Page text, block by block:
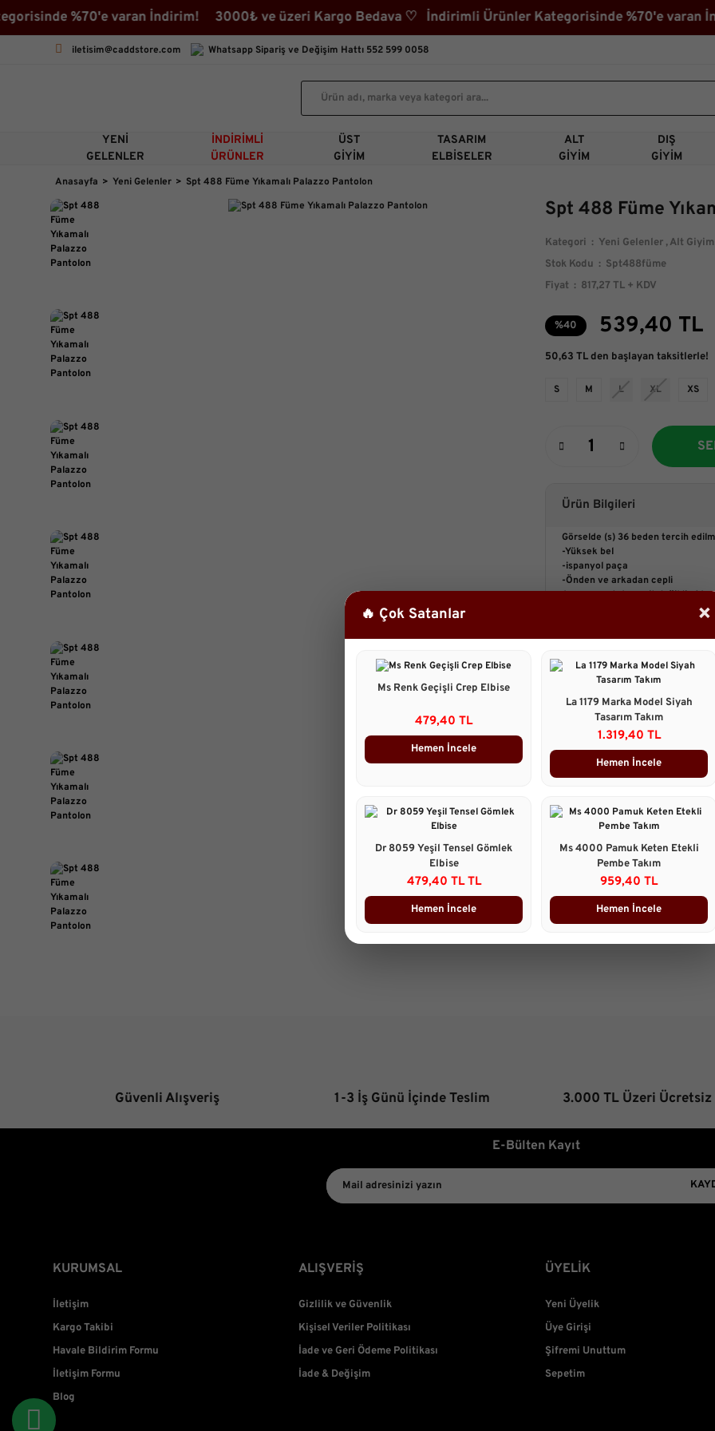
%70'e varan İndirim! 3000₺ ve üzeri Kargo Bedava ♡ İndirimli Ürünler Kategorisinde %70'e
iletisim@caddstore.com Whatsapp Sipariş ve Değişim Hattı 552 599 0058
YENI
GELENLER
İNDIRIMLI
ÜRÜNLER
ÜST
GIYIM
TASARIM
ELBISELER
ALT
GIYIM
DIŞ
GIYIM
🔥 Çok Satanlar ×
Ms Renk Geçişli Crep Elbise
479,40 TL
Hemen İncele
La 1179 Marka Model Siyah
Tasarım Takım
1.319,40 TL
Hemen İncele
Dr 8059 Yeşil Tensel Gömlek
Elbise
479,40 TL TL
Hemen İncele
Ms 4000 Pamuk Keten Etekli
Pembe Takım
959,40 TL
Hemen İncele
Anasayfa Yeni Gelenler Spt 488 Füme Yıkamalı Palazzo Pantolon
Spt 488 Füme
Kategori Yeni Gelenler ,Alt Giyim
Stok Kodu
Spt488füme
Fiyat
817,27 TL + KDV
%40 539,40 TL
50,63 TL den başlayan taksitlerle!
S M L XL XS
Ürün Bilgileri
Görselde (s) 36 beden tercih
-Yüksek bel
-ispanyol paça
-Önden ve arkadan cepli
kemer pantolona ait
Manken:
Göğüs :88 cm
Bel :67cm
Basen : 98cm
Taksit Seçenekleri
Dar kalıp
Dar kalıp ve %100 pamuk
Nursene Oflazoğlu | 19/12/2025 | M
Önerileriniz
Bu ürünün fiyat bilgisi, resim,
Görüş ve önerileriniz için
Ürün resmi kalitesiz, bozuk
Güvenli Alışveriş 1-3 İş Günü İçinde Teslim 3.000 TL Üzeri Ücretsiz
E-Bülten Kayıt
KURUMSAL
İletişim
Kargo Takibi
Havale Bildirim Formu
İletişim Formu
Blog
ALIŞVERİŞ
Gizlilik ve Güvenlik
Kişisel Veriler Politikası
İade ve Geri Ödeme Politikası
İade & Değişim
ÜYELİK
Yeni Üyelik
Üye Girişi
Şifremi Unuttum
Sepetim